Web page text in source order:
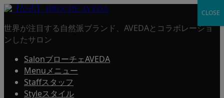
世界が注目する自然派ブランド、AVEDAとコラボレーショ
ンしたサロン
SalonブローチェAVEDA
Menuメニュー
Staffスタッフ
Styleスタイル
CLOSE